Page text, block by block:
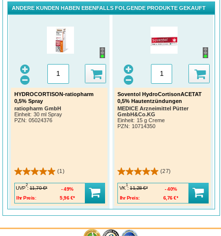
ANDERE KUNDEN HABEN EBENFALLS FOLGENDE PRODUKTE GEKAUFT
HYDROCORTISON-ratiopharm
0,5% Spray
ratiopharm GmbH
Einheit: 30 ml Spray
PZN: 05024376
(1)
UVP
2
: 11,70 €*
Ihr Preis:
5,96 €*
49%
Soventol HydroCortisonACETAT
0,5% Hautentzündungen
MEDICE Arzneimittel Pütter
GmbH&Co.KG
Einheit: 15 g Creme
PZN: 10714350
(27)
VK
1
: 11,28 €*
Ihr Preis:
6,76 €*
40%